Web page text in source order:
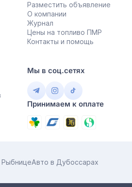
Разместить объявление
О компании
Журнал
Цены на топливо ПМР
Контакты и помощь
Мы в соц.сетях
Принимаем к оплате
РыбницеАвто в Дубоссарах